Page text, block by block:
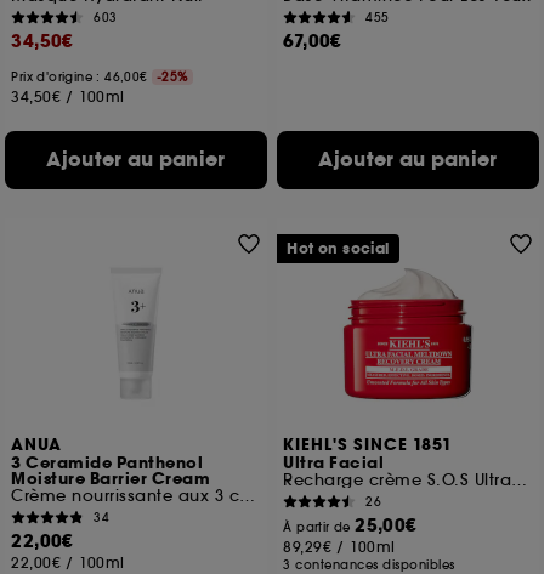
603
34,50€
Prix d'origine : 46,00€ -25%
34,50€ / 100ml
Ajouter au panier
455
67,00€
Ajouter au panier
ANUA
3 Ceramide Panthenol
Moisture Barrier Cream
Crème nourrissante aux 3 céramides
34
22,00€
22,00€ / 100ml
KIEHL'S SINCE 1851
Ultra Facial
Recharge crème S.O.S Ultra Réparatrice Ultra Facial Meltdown
26
À partir de25,00€
89,29€ / 100ml
3 contenances disponibles
Hot on social